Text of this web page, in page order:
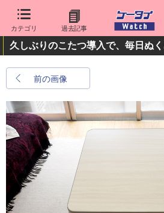
カテゴリ 過去記事
久しぶりのこたつ導入で、毎日ぬく
前の画像